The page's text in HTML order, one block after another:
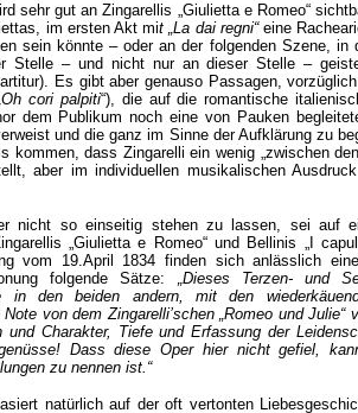
sehr gut an Zingarellis „Giulietta e Romeo“
im ersten Akt mit „La dai regni“eine
sein könnte – oder an der folgenden Szene,
Stelle – und nicht nur an dieser Stelle –
Es gibt aber genauso Passagen,
cori palpiti“), die auf die romantische
dem Publikum noch eine von Pauken
und die ganz im Sinne der Aufklärung zu
kommen, dass Zingarelli ein wenig „zwischen
aber im individuellen musikalischen
nicht so einseitig stehen zu lassen, sei auf
„Giulietta e Romeo“ und Bellinis „I
vom 19.April 1834 finden sich anlässlich
folgende Sätze: „Dieses Terzen- und
in den beiden andern, mit den
von dem Zingarelli’schen „Romeo und
und Charakter, Tiefe und Erfassung der
Dass diese Oper hier nicht gefiel,
zu nennen ist.“
natürlich auf der oft vertonten